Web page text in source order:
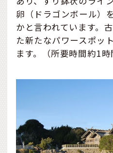
卵（ドラゴンボール）
かと言われています。
た新たなパワースポッ
ます。（所要時間約1時